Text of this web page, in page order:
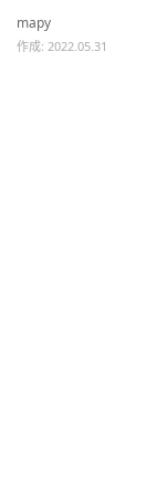
mapy
作成: 2022.05.31